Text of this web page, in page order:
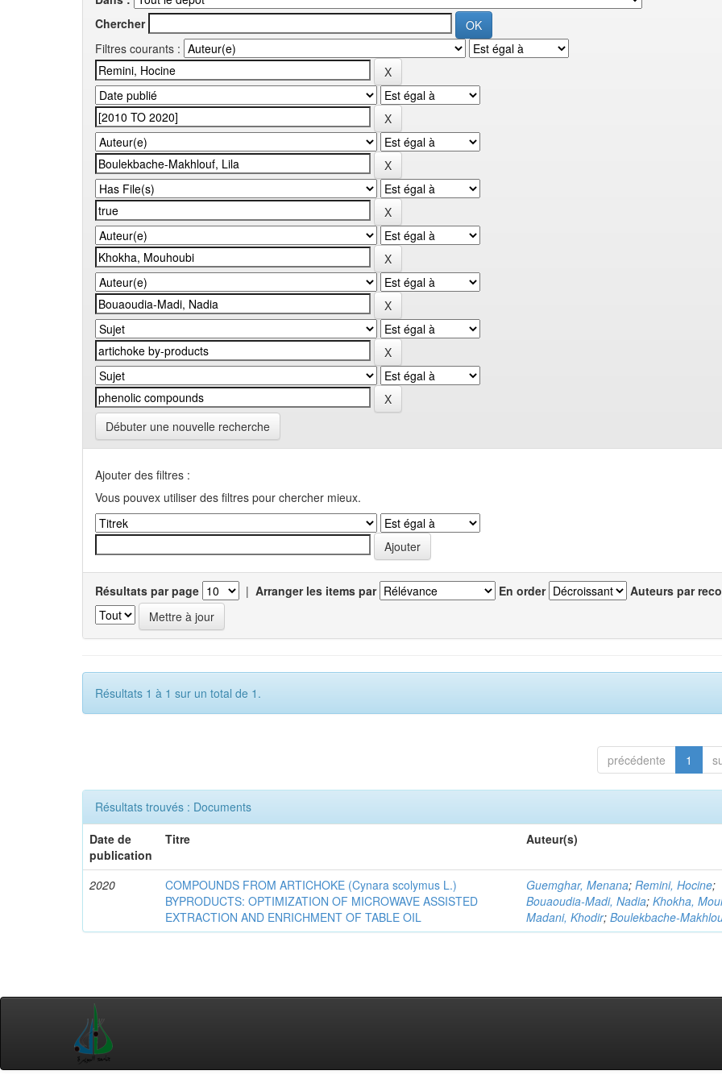
Chercher
Filtres courants :
Débuter une nouvelle recherche
Ajouter des filtres :
Vous pouvex utiliser des filtres pour chercher mieux.
Résultats par page | Arranger les items par En order Auteurs par
Résultats 1 à 1 sur un total de 1.
précédente 1
Résultats trouvés : Documents
Date de
publication
Titre Auteur(s)
2020
COMPOUNDS FROM ARTICHOKE (Cynara scolymus L.)
BYPRODUCTS: OPTIMIZATION OF MICROWAVE ASSISTED
EXTRACTION AND ENRICHMENT OF TABLE OIL
Guemghar, Menana;Remini, Hocine;
Bouaoudia-Madi, Nadia;Khokha,
Madani, Khodir;Boulekbache-